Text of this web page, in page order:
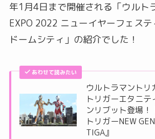
年1月4日まで開催される「ウルト
EXPO 2022 ニューイヤーフェス
ドームシティ」の紹介でした！
あわせて読みたい
ウルトラマントリ
トリガーエタニ
ンリブット登場！
トリガーNEW
TIGA』